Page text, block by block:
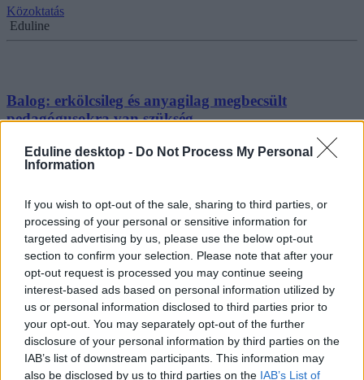
Eduline desktop - Do Not Process My Personal
Information
If you wish to opt-out of the sale, sharing to third parties, or
processing of your personal or sensitive information for
targeted advertising by us, please use the below opt-out
section to confirm your selection. Please note that after your
opt-out request is processed you may continue seeing
interest-based ads based on personal information utilized by
us or personal information disclosed to third parties prior to
your opt-out. You may separately opt-out of the further
disclosure of your personal information by third parties on the
IAB’s list of downstream participants. This information may
also be disclosed by us to third parties on the IAB’s List of
Közoktatás
Eduline
Balog: erkölcsileg és anyagilag megbecsült
pedagógusokra van szükség
Balog Zoltán szerint kiválóan képzett, erkölcsileg és anyagilag
megbecsült pedagógusok nélkül nem újítható meg az...
MTI